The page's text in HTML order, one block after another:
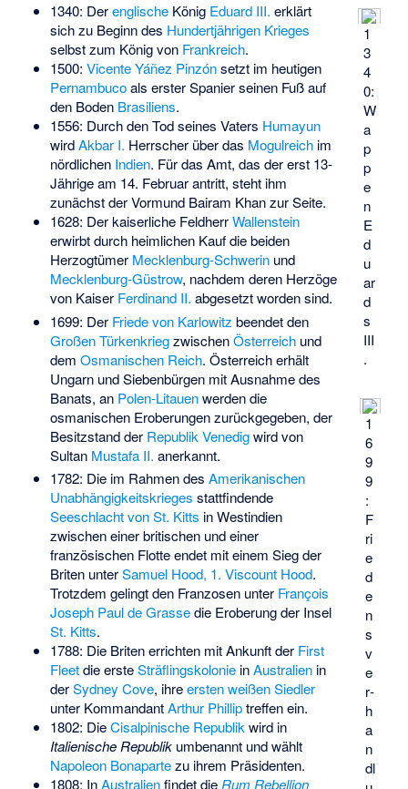
1
3
4
0:
W
a
p
p
e
n
E
d
u
ar
d
s
III
.
1340: DerenglischeKönig Eduard III. erklärt
sich zu Beginn des Hundertjährigen Krieges
selbst zum König von Frankreich.
1500: Vicente Yáñez Pinzónsetzt im heutigen
Pernambucoals erster Spanier seinen Fuß auf
den Boden Brasiliens.
1556: Durch den Tod seines Vaters Humayun
wirdAkbar I. Herrscher über das Mogulreichim
nördlichen Indien. Für das Amt, das der erst 13-
Jährige am 14. Februar antritt, steht ihm
zunächst der Vormund Bairam Khanzur Seite.
1628: Der kaiserliche FeldherrWallenstein
erwirbt durch heimlichen Kauf die beiden
Herzogtümer Mecklenburg-Schwerinund
Mecklenburg-Güstrow, nachdem deren Herzöge
von Kaiser Ferdinand II. abgesetzt worden sind.
1
6
9
9
:
F
ri
e
d
e
n
s
v
e
r­
h
a
n
dl
1699: Der Friede von Karlowitz beendet den
Großen TürkenkriegzwischenÖsterreichund
dem Osmanischen Reich. Österreich erhält
Ungarn und Siebenbürgen mit Ausnahme des
Banats, an Polen-Litauenwerden die
osmanischen Eroberungen zurückgegeben, der
Besitzstand der Republik Venedigwird von
Sultan Mustafa II. anerkannt.
1782: Die im Rahmen des Amerikanischen
Unabhängigkeitskrieges stattfindende
Seeschlacht von St. Kitts in Westindien
zwischen einer britischen und einer
französischen Flotte endet mit einem Sieg der
Briten unterSamuel Hood, 1. Viscount Hood.
Trotzdem gelingt den Franzosen unter François
Joseph Paul de Grassedie Eroberung der Insel
St. Kitts.
1788: Die Briten errichten mit Ankunft der First
Fleetdie ersteSträflingskolonieinAustralienin
derSydney Cove, ihreersten weißen Siedler
unter KommandantArthur Philliptreffen ein.
1802: DieCisalpinische Republik wird in
Italienische Republikumbenannt und wählt
Napoleon Bonapartezu ihrem Präsidenten.
1808: InAustralienfindet die Rum Rebellion